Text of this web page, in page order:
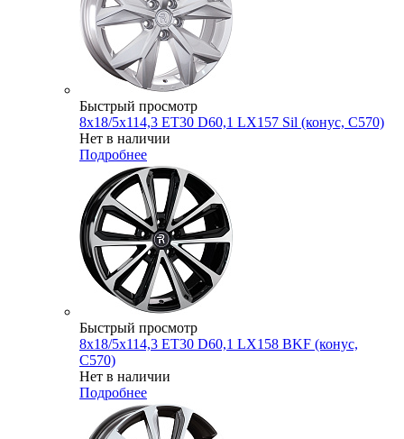
Быстрый просмотр
8x18/5x114,3 ET30 D60,1 LX157 Sil (конус, C570)
Нет в наличии
Подробнее
Быстрый просмотр
8x18/5x114,3 ET30 D60,1 LX158 BKF (конус,
C570)
Нет в наличии
Подробнее